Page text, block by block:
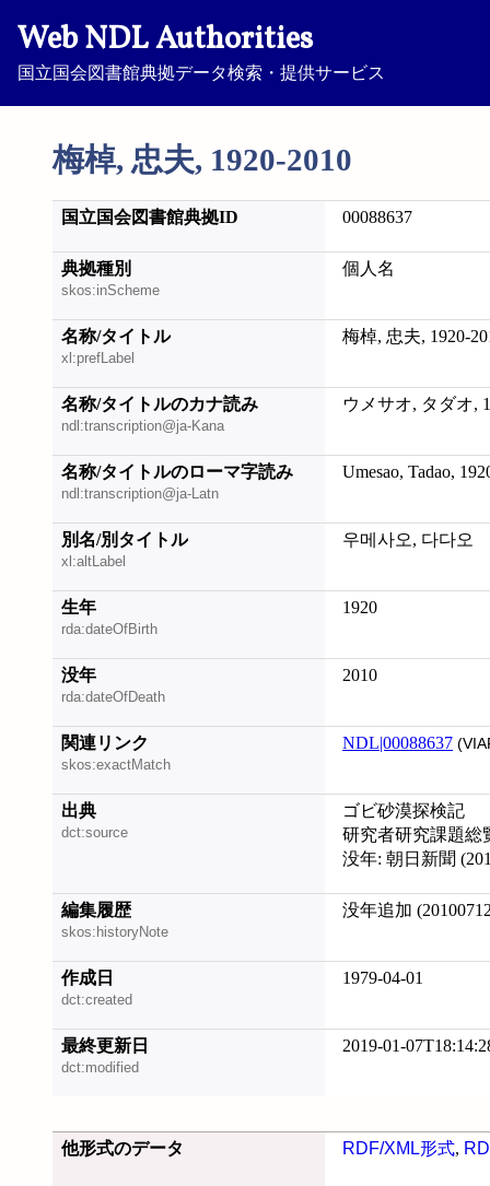
Web NDL Authorities
国立国会図書館典拠データ検索・提供サービス
梅棹, 忠夫, 1920-2010
国立国会図書館典拠ID 00088637
典拠種別
skos:inScheme
個人名
名称/タイトル
xl:prefLabel
梅棹, 忠夫, 1920-
名称/タイトルのカナ読み
ndl:transcription@ja-Kana
ウメサオ, タダオ,
名称/タイトルのローマ字読み
ndl:transcription@ja-Latn
Umesao, Tadao,
別名/別タイトル
xl:altLabel
우메사오, 다다오
生年
rda:dateOfBirth
1920
没年
rda:dateOfDeath
2010
関連リンク
skos:exactMatch
NDL|00088637
出典
dct:source
ゴビ砂漠探検記
研究者研究課題総
没年: 朝日新聞
編集履歴
skos:historyNote
没年追加
作成日
dct:created
1979-04-01
最終更新日
dct:modified
2019-01-
他形式のデータ RDF/XML形式,